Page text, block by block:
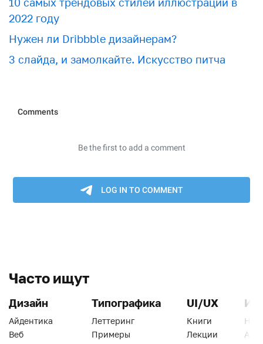
2022 году
Нужен ли Dribbble дизайнерам?
3 слайда, и замолкайте. Искусство питча
Часто ищут
Дизайн
Айдентика
Веб
Типографика
Леттеринг
Примеры
UI/UX
Книги
Лекции